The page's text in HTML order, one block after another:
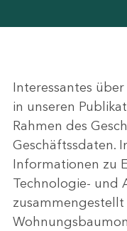
Interessantes
in unseren
Rahmen des
Geschäftssdaten.
Informationen zu
Technologie- und